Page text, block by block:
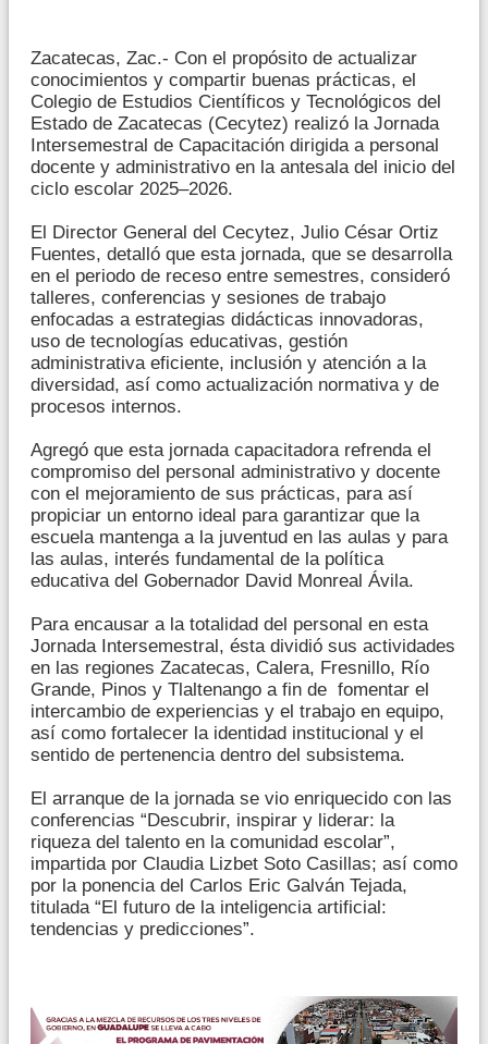
Zacatecas, Zac.- Con el propósito de actualizar
conocimientos y compartir buenas prácticas, el
Colegio de Estudios Científicos y Tecnológicos del
Estado de Zacatecas (Cecytez) realizó la Jornada
Intersemestral de Capacitación dirigida a personal
docente y administrativo en la antesala del inicio del
ciclo escolar 2025–2026.
El Director General del Cecytez, Julio César Ortiz
Fuentes, detalló que esta jornada, que se desarrolla
en el periodo de receso entre semestres, consideró
talleres, conferencias y sesiones de trabajo
enfocadas a estrategias didácticas innovadoras,
uso de tecnologías educativas, gestión
administrativa eficiente, inclusión y atención a la
diversidad, así como actualización normativa y de
procesos internos.
Agregó que esta jornada capacitadora refrenda el
compromiso del personal administrativo y docente
con el mejoramiento de sus prácticas, para así
propiciar un entorno ideal para garantizar que la
escuela mantenga a la juventud en las aulas y para
las aulas, interés fundamental de la política
educativa del Gobernador David Monreal Ávila.
Para encausar a la totalidad del personal en esta
Jornada Intersemestral, ésta dividió sus actividades
en las regiones Zacatecas, Calera, Fresnillo, Río
Grande, Pinos y Tlaltenango a fin de fomentar el
intercambio de experiencias y el trabajo en equipo,
así como fortalecer la identidad institucional y el
sentido de pertenencia dentro del subsistema.
El arranque de la jornada se vio enriquecido con las
conferencias “Descubrir, inspirar y liderar: la
riqueza del talento en la comunidad escolar”,
impartida por Claudia Lizbet Soto Casillas; así como
por la ponencia del Carlos Eric Galván Tejada,
titulada “El futuro de la inteligencia artificial:
tendencias y predicciones”.